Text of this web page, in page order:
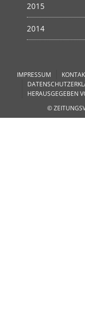
2015
2014
IMPRESSUM
HERAUSGEGEBEN
©